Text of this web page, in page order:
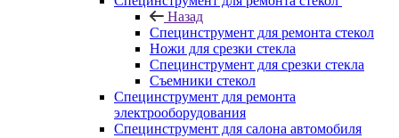
Назад
Специнструмент для ремонта стекол
Ножи для срезки стекла
Специнструмент для срезки стекла
Съемники стекол
Специнструмент для ремонта
электрооборудования
Специнструмент для салона автомобиля